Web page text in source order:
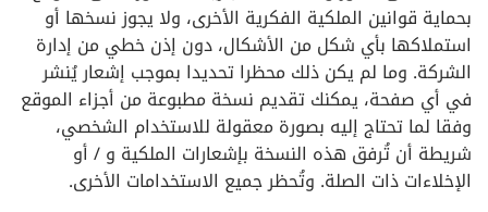
بحماية قوانين الملكية الفكرية الأخرى، ولا يجوز نسخها أو
استملاكها بأي شكل من الأشكال، دون إذن خطي من إدارة
الشركة. وما لم يكن ذلك محظرا تحديدا بموجب إشعار يُنشر
في أي صفحة، يمكنك تقديم نسخة مطبوعة من أجزاء الموقع
وفقا لما تحتاج إليه بصورة معقولة للاستخدام الشخصي،
شريطة أن تُرفق هذه النسخة بإشعارات الملكية و / أو
الإخلاءات ذات الصلة. وتُحظر جميع الاستخدامات الأخرى.